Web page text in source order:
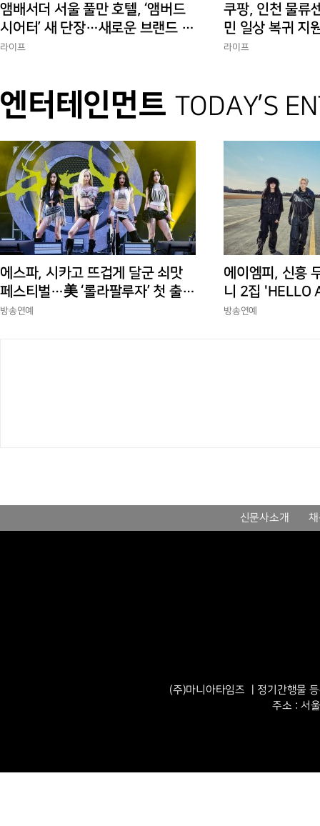
앰배서더 서울 풀만 호텔, ‘앰버드
시어터’ 새 단장…새로운 브랜드 경
험 선사
라이프
쿠팡, 인천 물류
민 일상 복귀 지
에 총력”
라이프
엔터테인먼트 TODAY’S
에스파, 시카고 뜨겁게 달군 쇠맛
페스티벌…美 ‘롤라팔루자’ 첫 출격
부터 증명한 존재감
방송연예
에이엠피, 신흥
니 2집 'HELLO
상승세
방송연예
신문사소개
(주)마니아타임즈 ㅣ정기간행물
주소 : 서